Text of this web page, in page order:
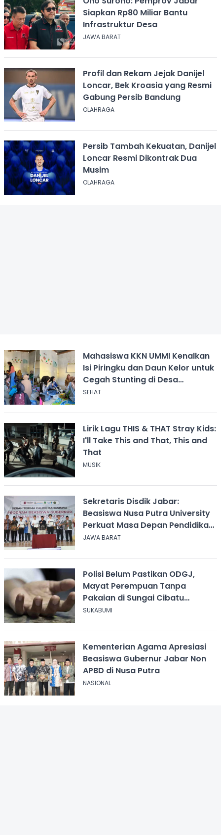
Siapkan Rp80 Miliar Bantu
Infrastruktur Desa
JAWA BARAT
Profil dan Rekam Jejak Danijel
Loncar, Bek Kroasia yang Resmi
Gabung Persib Bandung
OLAHRAGA
Persib Tambah Kekuatan, Danijel
Loncar Resmi Dikontrak Dua
Musim
OLAHRAGA
Mahasiswa KKN UMMI Kenalkan
Isi Piringku dan Daun Kelor untuk
Cegah Stunting di Desa
Calingcing
SEHAT
Lirik Lagu THIS & THAT Stray Kids:
I'll Take This and That, This and
That
MUSIK
Sekretaris Disdik Jabar:
Beasiswa Nusa Putra University
Perkuat Masa Depan Pendidikan
Jawa Barat
JAWA BARAT
Polisi Belum Pastikan ODGJ,
Mayat Perempuan Tanpa
Pakaian di Sungai Cibatu
Cikembar
SUKABUMI
Kementerian Agama Apresiasi
Beasiswa Gubernur Jabar Non
APBD di Nusa Putra
NASIONAL